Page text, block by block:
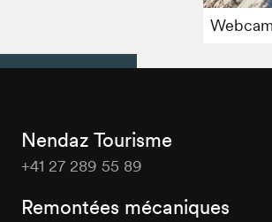
Nendaz Tourisme
+41 27 289 55 89
Remontées mécaniques